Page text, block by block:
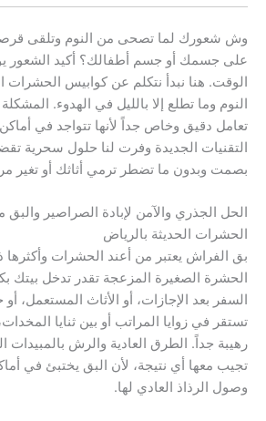
وش شعورك لما تصحى من النوم وتلقى
على جسمك أو جسم أطفالك؟ أكيد الشعور
الوقت. هنا نبدأ نتكلم عن كوابيس
النوم وما تطلع إلا بالليل في الهدوء.
تعامل دقيق وخاص جداً لأنها تتواجد في أماكن
التقنيات الجديدة وفرت لنا حلول سحرية
بصمت وبدون ما تضطر ترمي أثاثك أو تغير
الحل الجذري والآمن لإبادة الصراصير
الحشرات الحديثة بالرياض
بق الفراش يعتبر من أعند الحشرات
الحشرة الصغيرة المزعجة تقدر تدخل
السفر بعد الإجازات، أو الأثاث المستعمل،
تستقر في زوايا المراتب أو بين ثنايا
رهيبة جداً. الطرق العادية والرش بالمبيدات
تجيب معها أي نتيجة، لأن البق يختبئ في
وصول الرذاذ العادي لها.